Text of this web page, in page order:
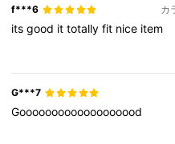
f***6 カ
itsgood ittotallyfit nice item
G***7
Gooooooooooooooooood